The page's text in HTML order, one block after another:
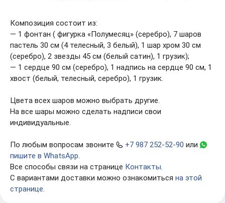
Композиция состоит из:
— 1 фонтан ( фигурка «Полумесяц» (серебро), 7 шаров
пастель 30 см (4 телесный, 3 белый), 1 шар хром 30 см
(серебро), 2 звезды 45 см (белый сатин), 1 грузик);
— 1 сердце 90 см (серебро), 1 надпись на сердце 90 см, 1
хвост (белый, телесный, серебро), 1 грузик.
Цвета всех шаров можно выбрать другие.
На все шары можно сделать надписи свои
индивидуальные.
По любым вопросам звоните +7 987 252-52-90 или
пишите в WhatsApp.
Все способы связи на странице Контакты.
С вариантами доставки можно ознакомиться на этой
странице.